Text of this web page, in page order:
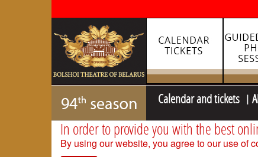
Calendar and tickets
In order to provide you with the best
By using our website, you agree to our use of